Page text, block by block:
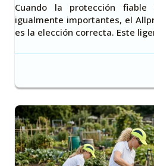
Cuando la protección
igualmente importantes, el
es la elección correcta. Este